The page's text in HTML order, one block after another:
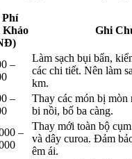
Khảo
Ghi
–
Làm sạch bụi bẩn,
các chi tiết. Nên làm
km.
–
Thay các món bị mòn
bi nồi, bố ba càng.
–
Thay mới toàn bộ
và dây curoa. Đảm
êm ái.